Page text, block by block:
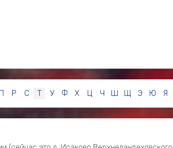
П Р С Т У Ф Х Ц Ч Ш Щ Э Ю Я